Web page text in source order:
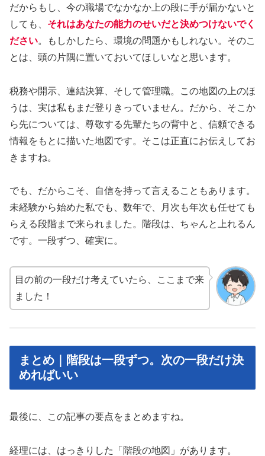
だからもし、今の職場でなかなか上の段に手が届かないと
しても、 それはあなたの能力のせいだと決めつけないでく
ださい。もしかしたら、環境の問題かもしれない。そのこ
とは、頭の片隅に置いておいてほしいなと思います。
税務や開示、連結決算、そして管理職。この地図の上のほ
うは、実は私もまだ登りきっていません。だから、そこか
ら先については、尊敬する先輩たちの背中と、信頼できる
情報をもとに描いた地図です。そこは正直にお伝えしてお
きますね。
でも、だからこそ、自信を持って言えることもあります。
未経験から始めた私でも、数年で、月次も年次も任せても
らえる段階まで来られました。階段は、ちゃんと上れるん
です。一段ずつ、確実に。
目の前の一段だけ考えていたら、ここまで来
ました！
まとめ｜階段は一段ずつ。次の一段だけ決
めればいい
最後に、この記事の要点をまとめますね。
経理には、はっきりした「階段の地図」があります。